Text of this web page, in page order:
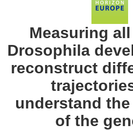
Measuring
Drosophila
reconstruct
understand
of the